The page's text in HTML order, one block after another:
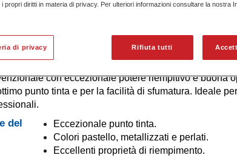
Standox Basecoat Mix
con eccezionale potere riempitivo e buona
punto tinta e per la facilità di sfumatura. Ideale per
del
Eccezionale punto tinta.
Colori pastello, metallizzati e perlati.
Eccellenti proprietà di riempimento.
propri diritti in materia di privacy. Per ulteriori informazioni consultare la nostra
Rifiuta tutti
di privacy